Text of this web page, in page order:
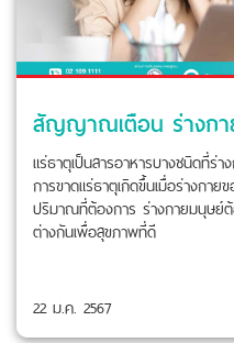
สัญญาณเตือน ร่างกา
แร่ธาตุเป็นสารอาหารบางชนิดที่ร่
การขาดแร่ธาตุเกิดขึ้นเมื่อร่างกา
ปริมาณที่ต้องการ ร่างกายมนุษย์
ต่างกันเพื่อสุขภาพที่ดี
22 ม.ค. 2567